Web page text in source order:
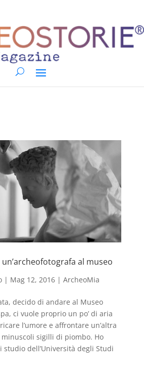
al museo
| Mag 12, 2016| ArcheoMia
decido di andare al Museo
ci vuole proprio un po’ di aria
l’umore e affrontare un’altra
sigilli di piombo. Ho
dell’Università degli Studi